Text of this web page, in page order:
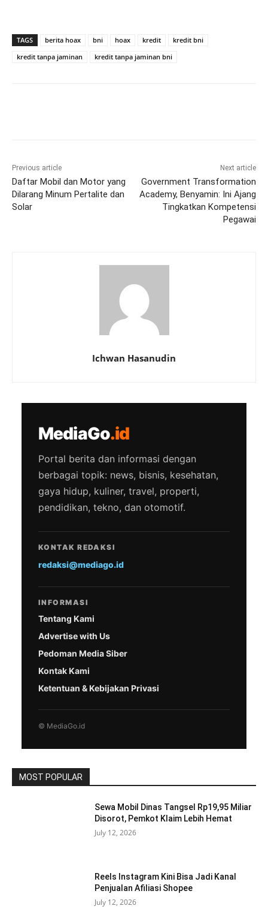
TAGS berita hoax bni hoax kredit
kredit bni
kredit tanpa jaminan
kredit tanpa jaminan bni
Previous article
Daftar Mobil dan Motor yang
Dilarang Minum Pertalite dan
Solar
Next article
Government Transformation
Academy, Benyamin: Ini Ajang
Tingkatkan Kompetensi
Pegawai
Ichwan Hasanudin
MediaGo.id
Portal berita dan informasi dengan
berbagai topik: news, bisnis, kesehatan,
gaya hidup, kuliner, travel, properti,
pendidikan, tekno, dan otomotif.
KONTAK REDAKSI
redaksi@mediago.id
INFORMASI
Tentang Kami
Advertise with Us
Pedoman Media Siber
Kontak Kami
Ketentuan & Kebijakan Privasi
© MediaGo.id
MOST POPULAR
Sewa Mobil Dinas Tangsel Rp19,95 Miliar
Disorot, Pemkot Klaim Lebih Hemat
July 12, 2026
Reels Instagram Kini Bisa Jadi Kanal
Penjualan Afiliasi Shopee
July 12, 2026